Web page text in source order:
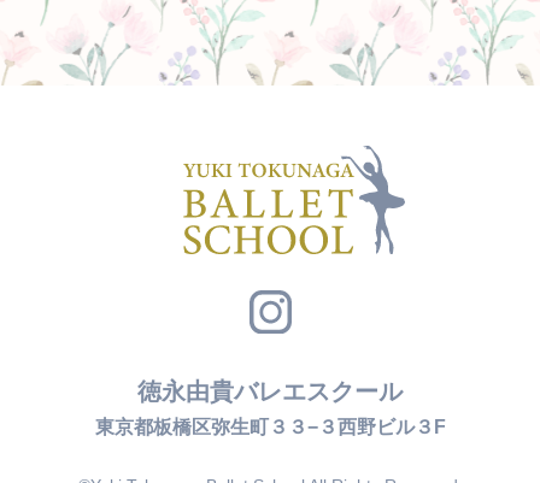
徳永由貴バレエスクール
東京都板橋区弥生町３３−３西野ビル３F